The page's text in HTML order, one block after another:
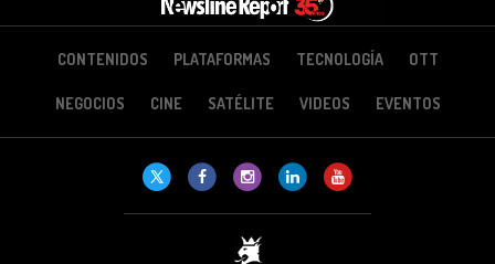
CONTENIDOS PLATAFORMAS TECNOLOGÍA OTT
NEGOCIOS CINE SATÉLITE VIDEOS EVENTOS